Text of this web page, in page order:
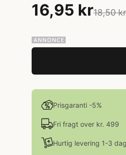
16,95 kr18,50 kr
Prisgaranti -5%
Fri fragt over kr. 499
Hurtig levering 1-3